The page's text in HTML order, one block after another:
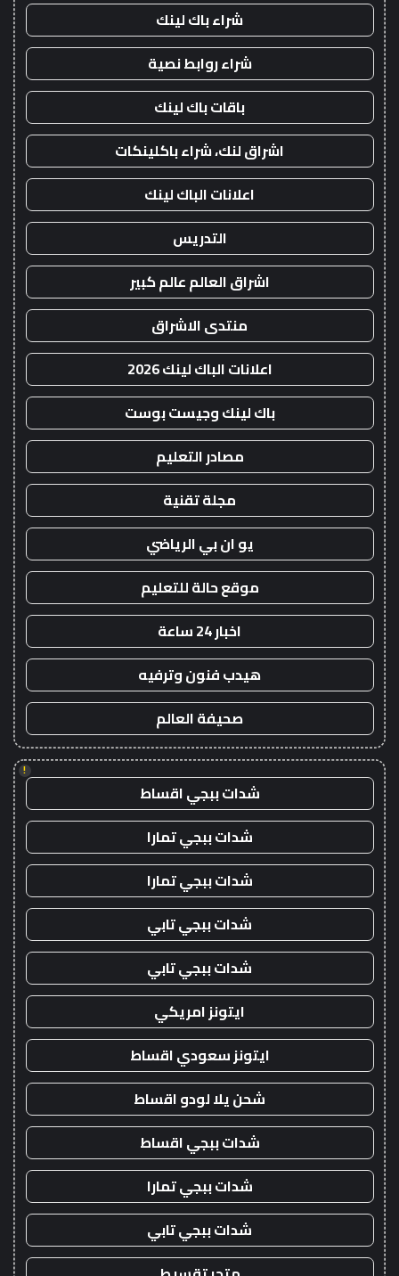
شراء باك لينك
شراء روابط نصية
باقات باك لينك
اشراق لنك، شراء باكلينكات
اعلانات الباك لينك
التدريس
اشراق العالم عالم كبير
منتدى الاشراق
اعلانات الباك لينك 2026
باك لينك وجيست بوست
مصادر التعليم
مجلة تقنية
يو ان بي الرياضي
موقع حالة للتعليم
اخبار 24 ساعة
هيدب فنون وترفيه
صحيفة العالم
!
شدات ببجي اقساط
شدات ببجي تمارا
شدات ببجي تمارا
شدات ببجي تابي
شدات ببجي تابي
ايتونز امريكي
ايتونز سعودي اقساط
شحن يلا لودو اقساط
شدات ببجي اقساط
شدات ببجي تمارا
شدات ببجي تابي